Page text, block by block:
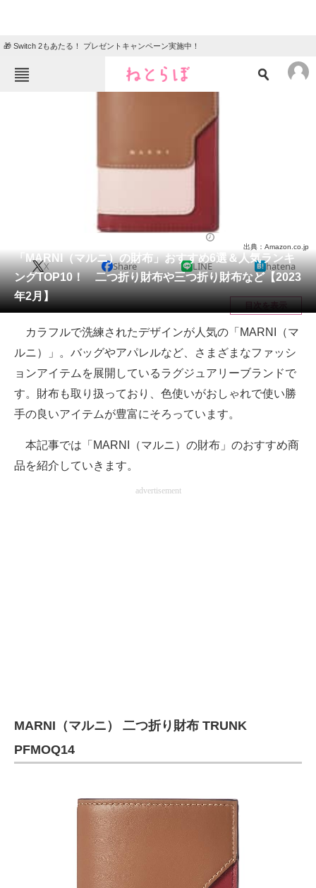
🎁 Switch 2もあたる！ プレゼントキャンペーン実施中！
地域
会員記事
メディア
注目記事を集めた総合ページ
ITの今と未来を見通す
スマホと通信の最新トレンド
進化するPCとデバイスの未来
好きが集まる 比べて選べる
ビジネスと働き方のヒント
電子設計の基本と応用
エネルギーの専門メディア
建設×テクノロジーの最前線
「MARNI（マルニ）の財布」おすすめ6選＆人気ランキ
ングTOP10！ 二つ折り財布や三つ折り財布など【2023
年2月】
出典：Amazon.co.jp
X Share LINE hatena
目次を表示
カラフルで洗練されたデザインが人気の「MARNI（マ
ルニ）」。バッグやアパレルなど、さまざまなファッシ
ョンアイテムを展開しているラグジュアリーブランドで
す。財布も取り扱っており、色使いがおしゃれで使い勝
手の良いアイテムが豊富にそろっています。
本記事では「MARNI（マルニ）の財布」のおすすめ商
品を紹介していきます。
advertisement
MARNI（マルニ） 二つ折り財布 TRUNK
PFMOQ14